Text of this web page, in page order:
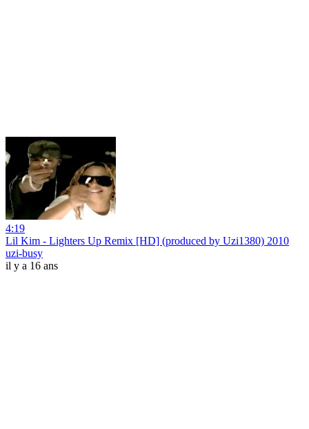
4:19
Lil Kim - Lighters Up Remix [HD] (produced by Uzi1380) 2010
uzi-busy
il y a 16 ans